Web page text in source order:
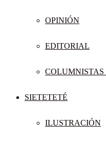
OPINIÓN
EDITORIAL
COLUMNISTAS
SIETETETÉ
ILUSTRACIÓN